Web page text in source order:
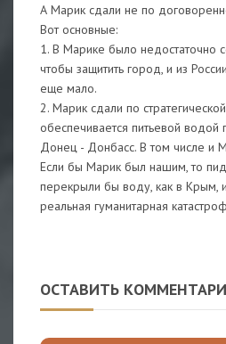
А Марик сдали не по
Вот основные:
1. В Марике было недостаточно
чтобы защитить город, и из
еще мало.
2. Марик сдали по
обеспечивается питьевой водой
Донец - Донбасс. В том числе и
Если бы Марик был нашим, то
перекрыли бы воду, как в Крым,
реальная гуманитарная
ОСТАВИТЬ